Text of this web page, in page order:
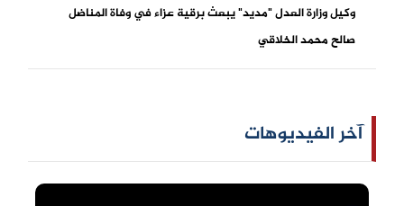
وكيل وزارة العدل "مديد" يبعث برقية عزاء في وفاة المناضل
صالح محمد الخلاقي
آخر الفيديوهات